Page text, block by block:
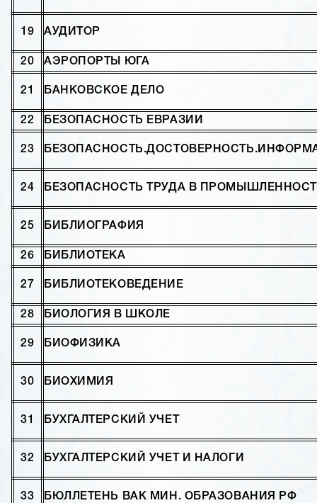
19 АУДИТОР
20 АЭРОПОРТЫ ЮГА
21 БАНКОВСКОЕ ДЕЛО
22 БЕЗОПАСНОСТЬ ЕВРАЗИИ
23
24 БЕЗОПАСНОСТЬ ТРУДА В
25 БИБЛИОГРАФИЯ
26 БИБЛИОТЕКА
27 БИБЛИОТЕКОВЕДЕНИЕ
28 БИОЛОГИЯ В ШКОЛЕ
29 БИОФИЗИКА
30 БИОХИМИЯ
31 БУХГАЛТЕРСКИЙ УЧЕТ
32 БУХГАЛТЕРСКИЙ УЧЕТ И НАЛОГИ
33 БЮЛЛЕТЕНЬ ВАК МИН. ОБРАЗОВАНИЯ РФ